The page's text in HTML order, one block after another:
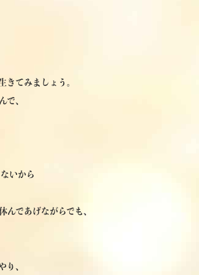
きてみましょう。
で、
いから
んであげながらでも、
り、